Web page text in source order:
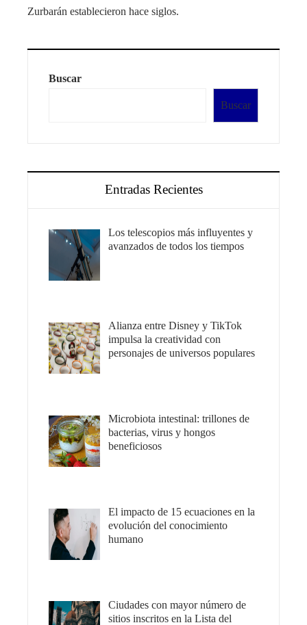
Zurbarán establecieron hace siglos.
Buscar
Buscar
Entradas Recientes
Los telescopios más influyentes y
avanzados de todos los tiempos
Alianza entre Disney y TikTok
impulsa la creatividad con
personajes de universos populares
Microbiota intestinal: trillones de
bacterias, virus y hongos
beneficiosos
El impacto de 15 ecuaciones en la
evolución del conocimiento
humano
Ciudades con mayor número de
sitios inscritos en la Lista del